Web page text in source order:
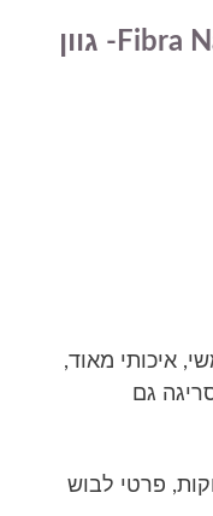
פפירוס- Fibra Natura Papyrus- גוון
איכותי מאוד,
גם
פרטי לבוש